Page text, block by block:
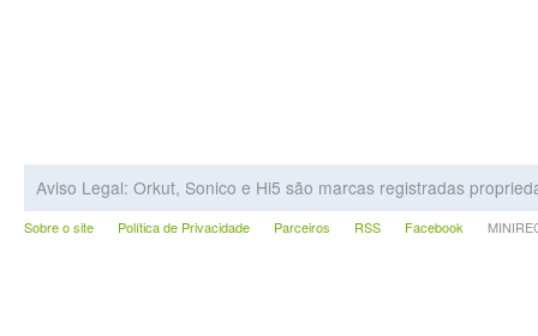
Aviso Legal: Orkut, Sonico e Hi5 são marcas registradas
Sobre o site Política de Privacidade Parceiros RSS Facebook